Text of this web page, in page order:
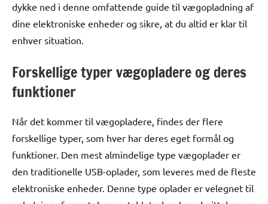
dykke ned i denne omfattende guide til vægopladning af
dine elektroniske enheder og sikre, at du altid er klar til
enhver situation.
Forskellige typer vægopladere og deres
funktioner
Når det kommer til vægopladere, findes der flere
forskellige typer, som hver har deres eget formål og
funktioner. Den mest almindelige type vægoplader er
den traditionelle USB-oplader, som leveres med de fleste
elektroniske enheder. Denne type oplader er velegnet til